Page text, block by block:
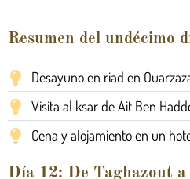
Resumen del undécimo
Desayuno en riad en
Visita al ksar de Ait Ben
Cena y alojamiento en un
Día 12: De Taghazout